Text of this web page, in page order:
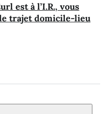
est à l’I.R., vous
trajet domicile-lieu